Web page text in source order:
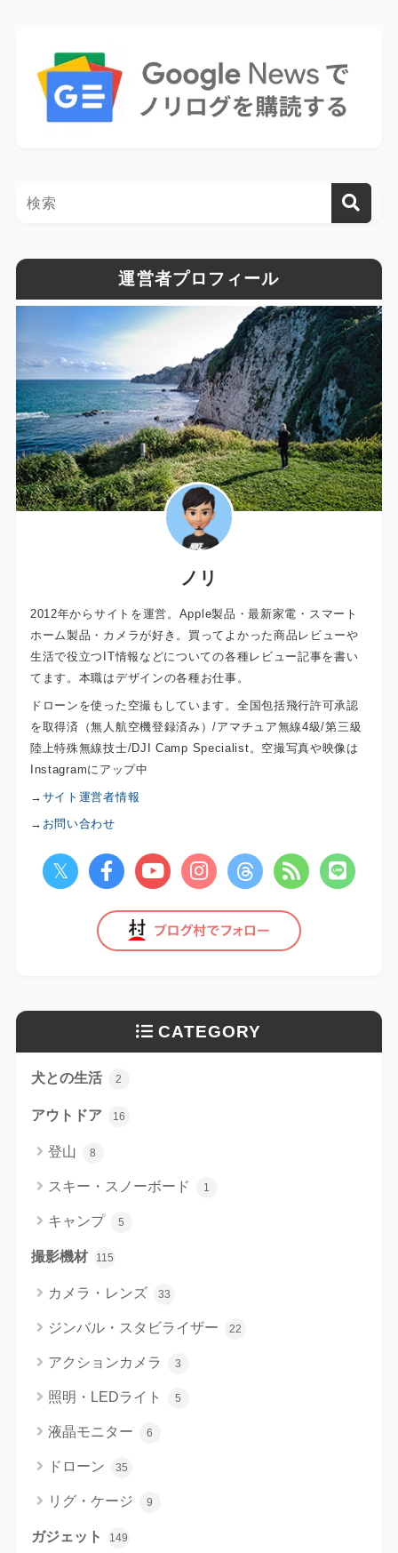
運営者プロフィール
ノリ
2012年からサイトを運営。Apple製品・最新家電・スマート
ホーム製品・カメラが好き。買ってよかった商品レビューや
生活で役立つIT情報などについての各種レビュー記事を書い
てます。本職はデザインの各種お仕事。
ドローンを使った空撮もしています。全国包括飛行許可承認
を取得済（無人航空機登録済み）/アマチュア無線4級/第三級
陸上特殊無線技士/DJI Camp Specialist。空撮写真や映像は
Instagramにアップ中
→ サイト運営者情報
→ お問い合わせ
CATEGORY
犬との生活 2
アウトドア 16
登山 8
スキー・スノーボード 1
キャンプ 5
撮影機材 115
カメラ・レンズ 33
ジンバル・スタビライザー 22
アクションカメラ 3
照明・LEDライト 5
液晶モニター 6
ドローン 35
リグ・ケージ 9
ガジェット 149